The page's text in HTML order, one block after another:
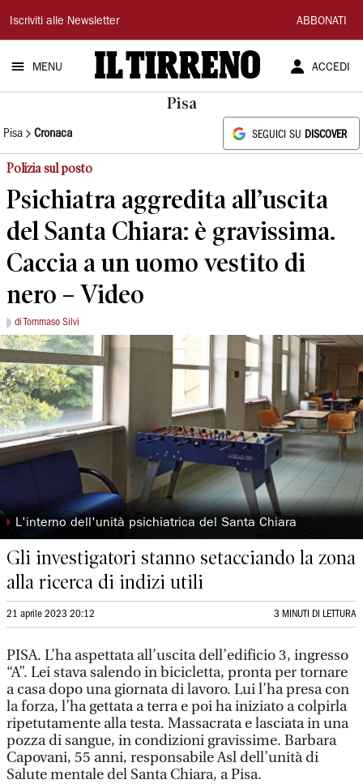
Il
Tirreno
Iscriviti alle Newsletter ABBONATI
MENU ACCEDI
Pisa
Pisa Cronaca SEGUICI SU DISCOVER
Polizia sul posto
Psichiatra aggredita all’uscita
del Santa Chiara: è gravissima.
Caccia a un uomo vestito di
nero – Video
di Tommaso Silvi
◗ L'interno dell'unità psichiatrica del Santa Chiara
Gli investigatori stanno setacciando la zona
alla ricerca di indizi utili
21 aprile 2023 20:12 3 MINUTI DI LETTURA
PISA. L’ha aspettata all’uscita dell’edificio 3, ingresso
“A”. Lei stava salendo in bicicletta, pronta per tornare
a casa dopo una giornata di lavoro. Lui l’ha presa con
la forza, l’ha gettata a terra e poi ha iniziato a colpirla
ripetutamente alla testa. Massacrata e lasciata in una
pozza di sangue, in condizioni gravissime. Barbara
Capovani, 55 anni, responsabile Asl dell’unità di
Salute mentale del Santa Chiara, a Pisa.